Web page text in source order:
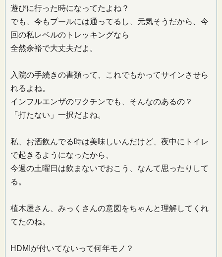
遊びに行った時になってたよね？
でも、今もプールには通ってるし、元気そうだから、今
回の私レベルのトレッキングなら
全然余裕で大丈夫だよ。
入院の手続きの書類って、これでもかってサインさせら
れるよね。
インフルエンザのワクチンでも、そんなのあるの？
「打たない」一択だよね。
私、お酒飲んでる時は美味しいんだけど、夜中にトイレ
で起きるようになったから、
今週の土曜日は飲まないでおこう、なんて思ったりして
る。
植木屋さん、みっくさんの意図をちゃんと理解してくれ
てたのね。
HDMIが付いてないって何年モノ？